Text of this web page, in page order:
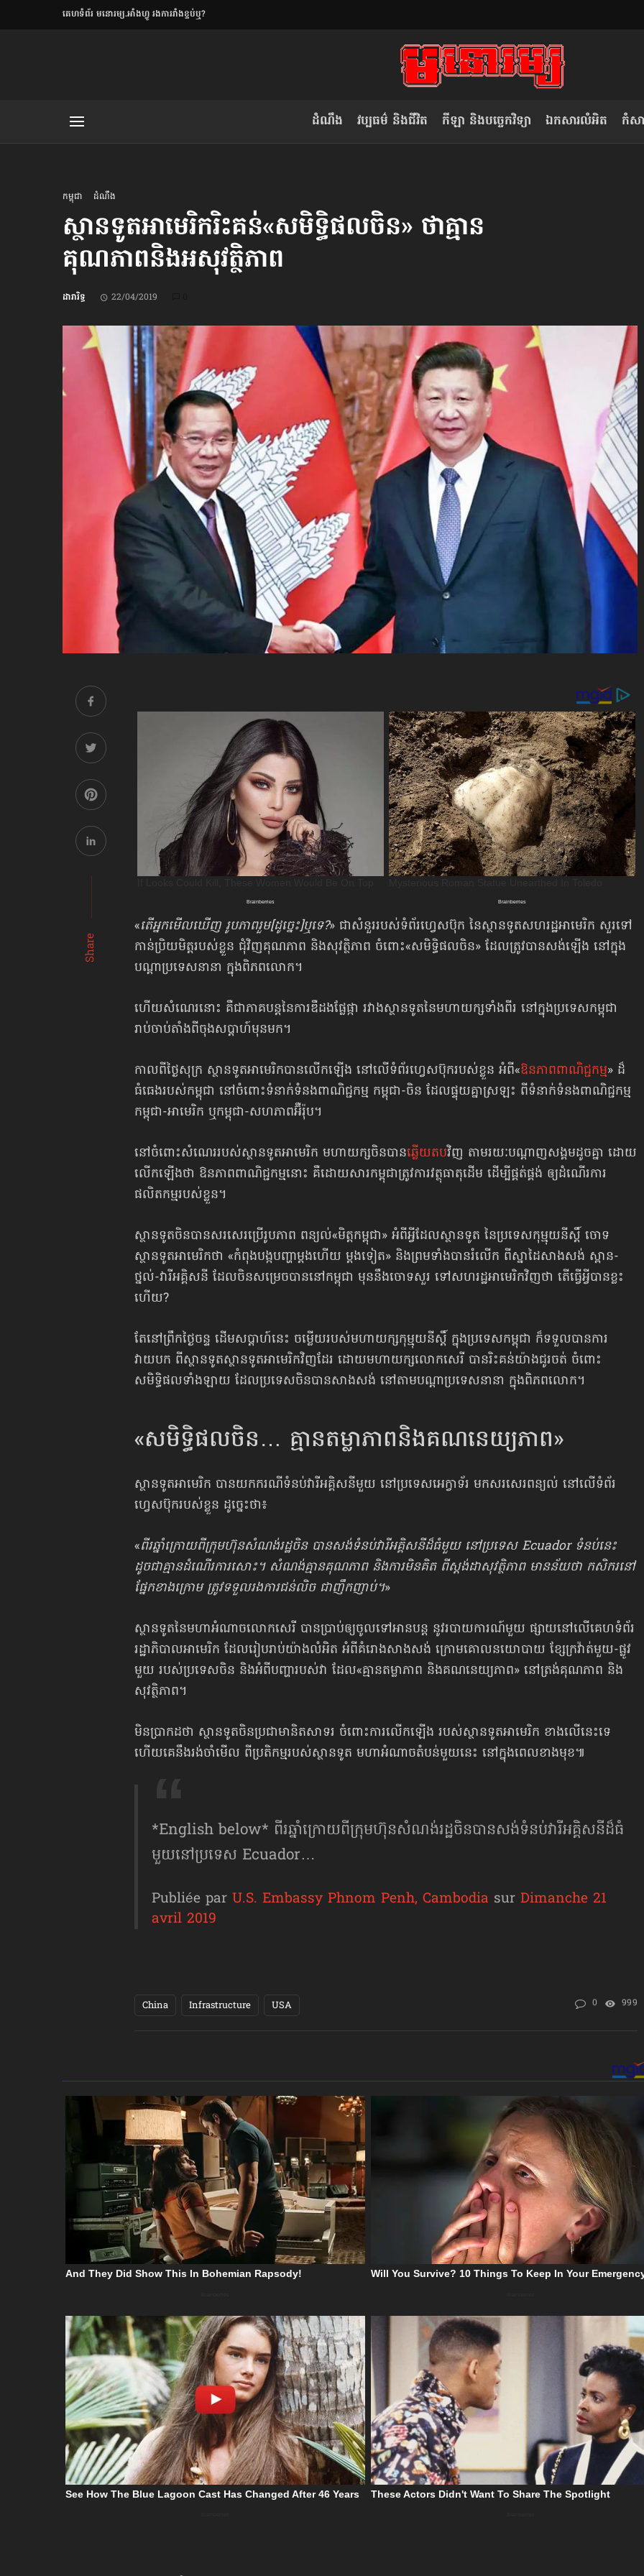
​គេហទំព័រ មនោរម្យ.អាំងហ្វូ រងការរាំងខ្ទប់ឬ?
ដំណឹង វប្បធម៌ និងជីវិត កីឡា និងបច្ចេកវិទ្យា ឯកសារលំអិត កំសា
កម្ពុជា ដំណឹង
ស្ថានទូត​អាមេរិក​រិះគន់​«សមិទ្ធិផល​ចិន» ថា​គ្មាន​
គុណភាព​និង​អសុវត្ថិភាព
ដារារិទ្ធ 22/04/2019
Share
«តើអ្នកមើលឃើញ រូបភាពរួម[ដូច្នេះ]ឬទេ?» ជាសំនួររបស់ទំព័រហ្វេសប៊ុក នៃស្ថានទូតសហរដ្ឋអាមេរិក សួរទៅ
កាន់ប្រិយមិត្តរបស់ខ្លួន ជុំវិញគុណភាព និងសុវត្ថិភាព ចំពោះ«សមិទ្ធិផល​ចិន» ដែលត្រូវបានសង់ឡើង នៅក្នុង
បណ្ដាប្រទេសនានា ក្នុងពិភពលោក។
ហើយសំណេរនោះ គឺជាភាគបន្តនៃការឌឺដងផ្លែផ្កា រវាងស្ថានទូតនៃមហាយក្សទាំងពីរ នៅក្នុងប្រទេសកម្ពុជា
រាប់ចាប់តាំងពីចុងសប្ដាហ៍មុនមក។
កាលពីថ្ងៃសុក្រ ស្ថានទូតអាមេរិកបានលើកឡើង នៅលើទំព័រហ្វេសប៊ុករបស់ខ្លួន អំពី«ឱនភាពពាណិជ្ជកម្ម» ដ៏
ធំធេងរបស់កម្ពុជា នៅចំពោះទំនាក់ទំនងពាណិជ្ជកម្ម កម្ពុជា-ចិន ដែលផ្ទុយគ្នាស្រឡះ ពីទំនាក់ទំនងពាណិជ្ជកម្ម
កម្ពុជា-អាមេរិក ឬកម្ពុជា-សហភាព​អ៊ឺរ៉ុប។
នៅចំពោះសំណេររបស់ស្ថានទូតអាមេរិក មហាយក្សចិនបានឆ្លើយតបវិញ តាមរយៈបណ្ដាញសង្គមដូចគ្នា ដោយ
លើកឡើងថា ឱនភាពពាណិជ្ជកម្មនោះ គឺដោយសារកម្ពុជាត្រូវការវត្ថុធាតុដើម ដើម្បីផ្គត់ផ្គង់ ឲ្យដំណើរការ
ផលិតកម្មរបស់ខ្លួន។
ស្ថានទូតចិនបានសរសេរប្រើរូបភាព ពន្យល់«មិត្តកម្ពុជា» អំពីអ្វីដែលស្ថានទូត នៃប្រទេសកុម្មុយនីស្ដិ៍ ចោទ
ស្ថានទូតអាមេរិកថា «កំពុងបង្កបញ្ហាម្ដងហើយ ម្ដងទៀត» និងព្រមទាំងបានរំលើក ពីស្នាដៃសាងសង់ ស្ពាន-
ថ្នល់-វារីអគ្គិសនី ដែលចិនសម្រេចបាននៅកម្ពុជា មុននឹងចោទសួរ ទៅសហរដ្ឋអាមេរិកវិញថា តើធ្វើអ្វីបានខ្លះ
ហើយ?
តែនៅព្រឹកថ្ងៃចន្ទ ដើមសប្ដាហ៍នេះ ចម្លើយរបស់មហាយក្សកុម្មុយនីស្ដិ៍ ក្នុងប្រទេសកម្ពុជា ក៏ទទួលបានការ
វាយបក ពីស្ថានទូតស្ថានទូតអាមេរិកវិញដែរ ដោយមហាយក្សលោកសេរី បានរិះគន់យ៉ាងជូរចត់ ចំពោះ
សមិទ្ធិផលទាំងឡាយ ដែលប្រទេសចិនបានសាងសង់ នៅតាមបណ្ដាប្រទេសនានា ក្នុងពិភពលោក។
«សមិទ្ធិផល​ចិន… គ្មានតម្លាភាពនិងគណនេយ្យភាព»
ស្ថានទូតអាមេរិក បានយកករណីទំនប់វារីអគ្គិសនីមួយ នៅប្រទេសអេក្វាទ័រ មកសរសេរពន្យល់ នៅលើទំព័រ
ហ្វេសប៊ុករបស់ខ្លួន ដូច្នេះថា៖
«ពីរឆ្នាំក្រោយពីក្រុមហ៊ុនសំណង់រដ្ឋចិន បានសង់ទំនប់វារីអគ្គិសនីដ៏ធំមួយ នៅប្រទេស Ecuador ទំនប់នេះ
ដូចជាគ្មានដំណើរការសោះ។ សំណង់គ្មានគុណភាព និងការមិនគិត ពីស្តង់ដាសុវត្ថិភាព មានន័យថា កសិករនៅ
ផ្នែកខាងក្រោម ត្រូវទទួលរងការជន់លិច ជាញឹកញាប់។»
ស្ថានទូតនៃមហាអំណាចលោកសេរី បានប្រាប់ឲ្យចូលទៅអានបន្ត នូវរបាយការណ៍មួយ ផ្សាយនៅលើគេហទំព័រ
រដ្ឋាភិបាលអាមេរិក ដែលរៀបរាប់យ៉ាងលំអិត អំពីគំរោងសាងសង់ ក្រោមគោលនយោបាយ ខ្សែក្រវ៉ាត់មួយ-ផ្លូវ
មួយ របស់ប្រទេសចិន និងអំពីបញ្ហារបស់វា ដែល«គ្មានតម្លាភាព និងគណនេយ្យភាព» នៅត្រង់គុណភាព និង
សុវត្ថិភាព។
មិនប្រាកដថា ស្ថានទូតចិនប្រជាមានិតសាទរ ចំពោះការលើកឡើង របស់ស្ថានទូតអាមេរិក ខាងលើនេះទេ
ហើយគេនឹងរង់ចាំមើល ពីប្រតិកម្មរបស់ស្ថានទូត មហាអំណាចតំបន់មួយនេះ នៅក្នុងពេលខាងមុខ៕
*English below* ពីរឆ្នាំក្រោយពីក្រុមហ៊ុនសំណង់រដ្ឋចិនបានសង់ទំនប់វារីអគ្គិសនីដ៏ធំ
មួយនៅប្រទេស Ecuador…
Publiée parU.S. Embassy Phnom Penh, Cambodia surDimanche 21
avril 2019
China Infrastructure USA 0 999
ត៖ «កាមតណ្ហា​
វៀតណាម ក្នុង​ការប្តូរ​មេដឹកនាំ របស់​
ខ្លួន
ខឹម វាសនា ថា«ស្រី
ប្រពៃណី​«ដេញប្រុស»
អឹមបាពេ ប្រកាសជាផ្លូវការ
ចាកចេញពីក្រុម ប៉ារីស
ថើបមាត់ ៖ ក្រុមកីឡាការិនី​
ផ្អាកលេង​​បើប្រធានសហព័ន្ធ​